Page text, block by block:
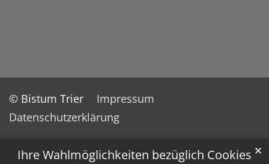
Ihre Wahlmöglichkeiten bezüglich Cookies ✕
© Bistum Trier
Impressum
Datenschutzerklärung